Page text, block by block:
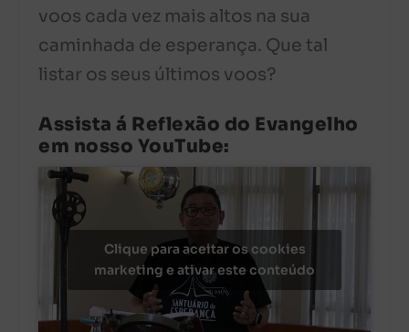
voos cada vez mais altos na sua
caminhada de esperança. Que tal
listar os seus últimos voos?
Assista á Reflexão do Evangelho
em nosso YouTube:
Clique para aceitar os cookies
marketing e ativar este conteúdo